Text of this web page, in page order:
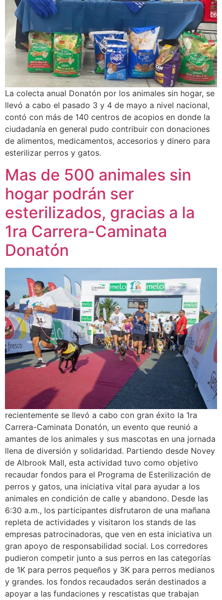
La colecta anual Donatón por los animales sin hogar, se
llevó a cabo el pasado 3 y 4 de mayo a nivel nacional,
contó con más de 140 centros de acopios en donde la
ciudadanía en general pudo contribuir con donaciones
de alimentos, medicamentos, accesorios y dinero para
esterilizar perros y gatos.
Mas de 500 animales sin
hogar podrán ser
esterilizados, gracias a la
1ra Carrera-Caminata
Donatón
recientemente se llevó a cabo con gran éxito la 1ra
Carrera-Caminata Donatón, un evento que reunió a
amantes de los animales y sus mascotas en una jornada
llena de diversión y solidaridad. Partiendo desde Novey
de Albrook Mall, esta actividad tuvo como objetivo
recaudar fondos para el Programa de Esterilización de
perros y gatos, una iniciativa vital para ayudar a los
animales en condición de calle y abandono. Desde las
6:30 a.m., los participantes disfrutaron de una mañana
repleta de actividades y visitaron los stands de las
empresas patrocinadoras, que ven en esta iniciativa un
gran apoyo de responsabilidad social. Los corredores
pudieron competir junto a sus perros en las categorías
de 1K para perros pequeños y 3K para perros medianos
y grandes. los fondos recaudados serán destinados a
apoyar a las fundaciones y rescatistas que trabajan